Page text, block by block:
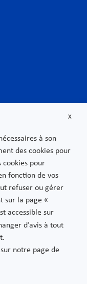
X
à son
des cookies pour
cookies pour
fonction de vos
refuser ou gérer
sur la page «
accessible sur
d’avis à tout
notre page de